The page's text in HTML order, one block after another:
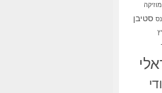
מוזיקה
סטיבן